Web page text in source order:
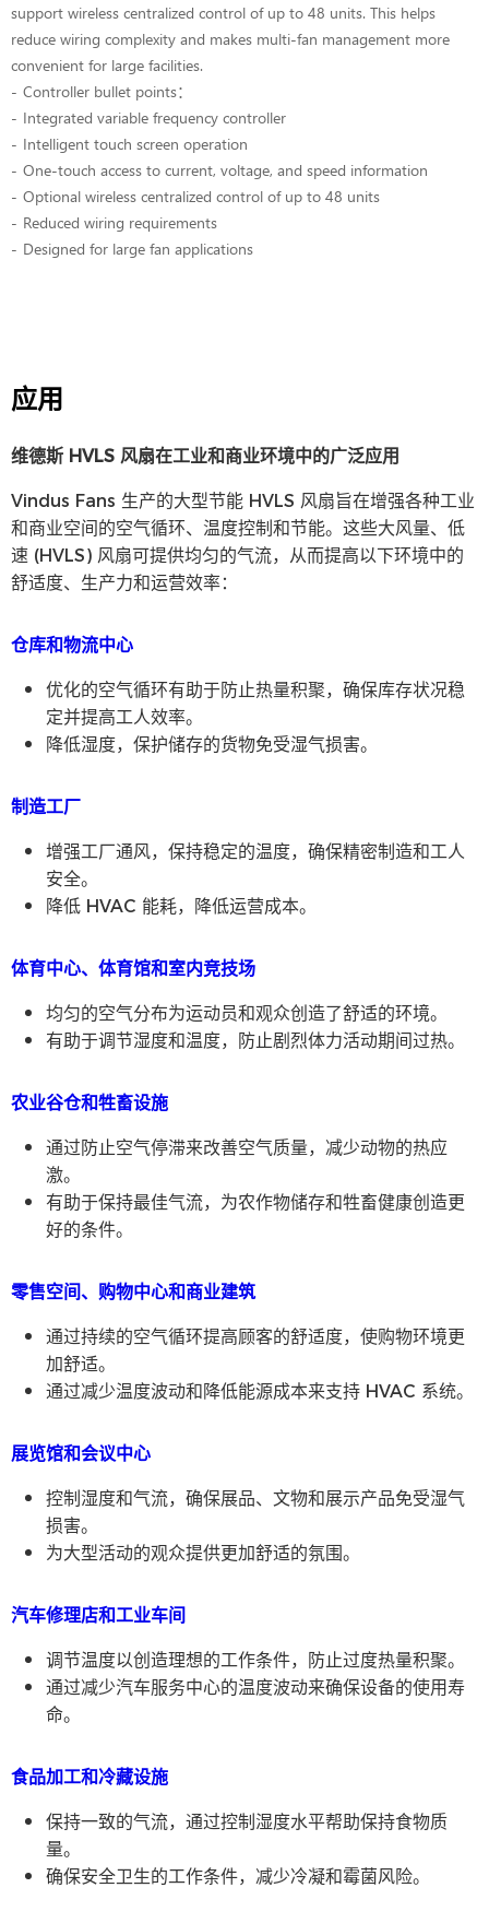
support wireless centralized control of up to 48 units. This helps
reduce wiring complexity and makes multi-fan management more
convenient for large facilities.
Controller bullet points：
Integrated variable frequency controller
Intelligent touch screen operation
One-touch access to current, voltage, and speed information
Optional wireless centralized control of up to 48 units
Reduced wiring requirements
Designed for large fan applications
应用
维德斯 HVLS 风扇在工业和商业环境中的广泛应用
Vindus Fans 生产的大型节能 HVLS 风扇旨在增强各种工业
和商业空间的空气循环、温度控制和节能。这些大风量、低
速 (HVLS) 风扇可提供均匀的气流，从而提高以下环境中的
舒适度、生产力和运营效率：
仓库和物流中心
优化的空气循环有助于防止热量积聚，确保库存状况稳
定并提高工人效率。
降低湿度，保护储存的货物免受湿气损害。
制造工厂
增强工厂通风，保持稳定的温度，确保精密制造和工人
安全。
降低 HVAC 能耗，降低运营成本。
体育中心、体育馆和室内竞技场
均匀的空气分布为运动员和观众创造了舒适的环境。
有助于调节湿度和温度，防止剧烈体力活动期间过热。
农业谷仓和牲畜设施
通过防止空气停滞来改善空气质量，减少动物的热应
激。
有助于保持最佳气流，为农作物储存和牲畜健康创造更
好的条件。
零售空间、购物中心和商业建筑
通过持续的空气循环提高顾客的舒适度，使购物环境更
加舒适。
通过减少温度波动和降低能源成本来支持 HVAC 系统。
展览馆和会议中心
控制湿度和气流，确保展品、文物和展示产品免受湿气
损害。
为大型活动的观众提供更加舒适的氛围。
汽车修理店和工业车间
调节温度以创造理想的工作条件，防止过度热量积聚。
通过减少汽车服务中心的温度波动来确保设备的使用寿
命。
食品加工和冷藏设施
保持一致的气流，通过控制湿度水平帮助保持食物质
量。
确保安全卫生的工作条件，减少冷凝和霉菌风险。